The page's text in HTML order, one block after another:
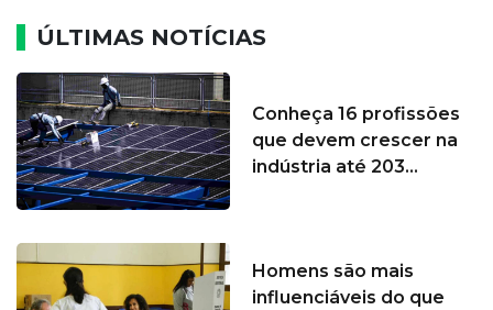
ÚLTIMAS NOTÍCIAS
Conheça 16 profissões
que devem crescer na
indústria até 203...
Homens são mais
influenciáveis do que